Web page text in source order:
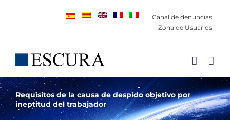
Canal de denuncias
Zona de Usuarios
Requisitos de la causa de despido objetivo por
ineptitud del trabajador